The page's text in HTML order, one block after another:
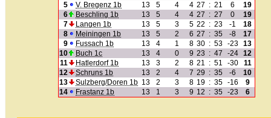
5
V. Bregenz 1b 13 5 4 4 27 : 21 6
19
6
Beschling 1b 13 5 4 4 27 : 27 0
19
7
Langen 1b 13 5 3 5 22 : 23 -1
18
8
Meiningen 1b 13 5 2 6 27 : 35 -8
17
9
Fussach 1b 13 4 1 8 30 : 53 -23
13
10
Buch 1c 13 4 0 9 23 : 47 -24
12
11
Hatlerdorf 1b 13 3 2 8 21 : 51 -30
11
12
Schruns 1b 13 2 4 7 29 : 35 -6
10
13
Sulzberg/Doren 1b 13 2 3 8 19 : 35 -16
9
14
Frastanz 1b 13 1 3 9 12 : 35 -23 6